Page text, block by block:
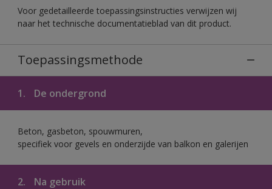
Voor gedetailleerde toepassingsinstructies verwijzen wij
naar het technische documentatieblad van dit product.
Toepassingsmethode
1. De ondergrond
Beton, gasbeton, spouwmuren,
specifiek voor gevels en onderzijde van balkon en galerijen
2. Na gebruik